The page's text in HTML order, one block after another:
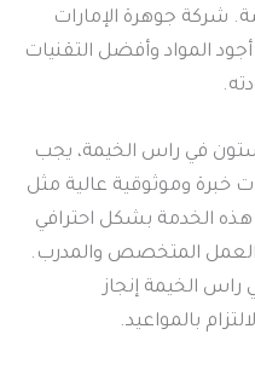
شركة جوهرة الإمارات
المواد وأفضل التقنيات
في راس الخيمة، يجب
خبرة وموثوقية عالية مثل
هذه الخدمة بشكل احترافي
المتخصص والمدرب.
الخيمة إنجاز
بالمواعيد.